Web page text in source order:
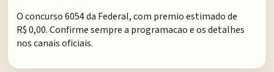
O concurso 6054 da Federal, com premio estimado de
R$ 0,00. Confirme sempre a programacao e os detalhes
nos canais oficiais.